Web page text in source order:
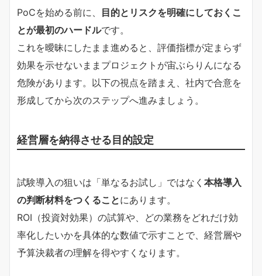
PoCを始める前に、 目的とリスクを明確にしておくこ
とが最初のハードルです。
これを曖昧にしたまま進めると、評価指標が定まらず
効果を示せないままプロジェクトが宙ぶらりんになる
危険があります。以下の視点を踏まえ、社内で合意を
形成してから次のステップへ進みましょう。
経営層を納得させる目的設定
試験導入の狙いは「単なるお試し」ではなく 本格導入
の判断材料をつくることにあります。
ROI（投資対効果）の試算や、どの業務をどれだけ効
率化したいかを具体的な数値で示すことで、経営層や
予算決裁者の理解を得やすくなります。